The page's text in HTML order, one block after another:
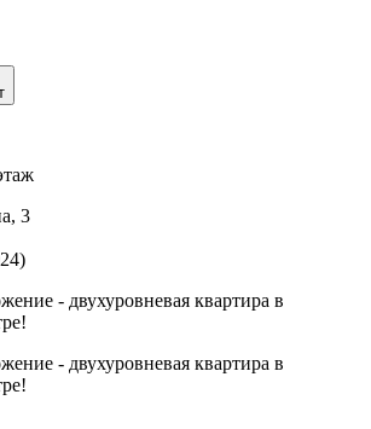
3
- двухуровневая квартира в
- двухуровневая квартира в